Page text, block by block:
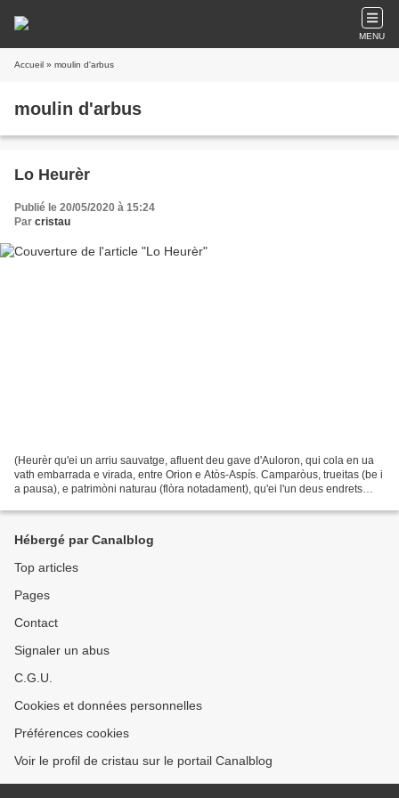
MENU
Accueil » moulin d'arbus
moulin d'arbus
Lo Heurèr
Publié le 20/05/2020 à 15:24
Par cristau
(Heurèr qu'ei un arriu sauvatge, afluent deu gave d'Auloron, qui cola en ua
vath embarrada e virada, entre Orion e Atòs-Aspís. Camparòus, trueitas (be i
a pausa), e patrimòni naturau (flòra notadament), qu'ei l'un deus endrets
Hébergé par Canalblog
Top articles
Pages
Contact
Signaler un abus
C.G.U.
Cookies et données personnelles
Préférences cookies
Voir le profil de cristau sur le portail Canalblog